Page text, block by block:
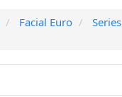
Facial Euro